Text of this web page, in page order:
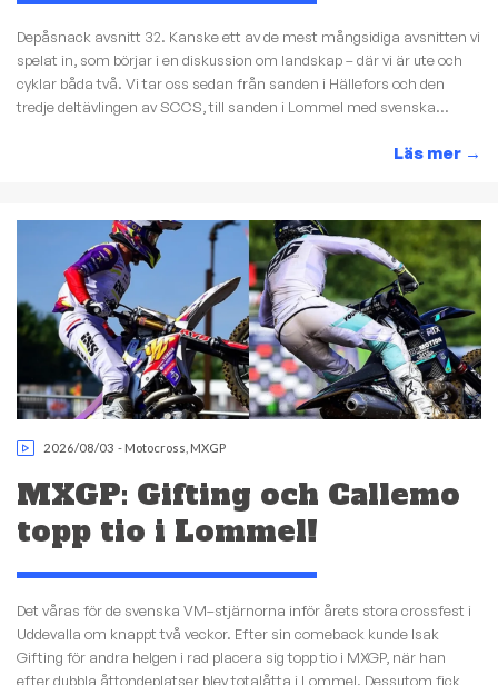
Depåsnack avsnitt 32. Kanske ett av de mest mångsidiga avsnitten vi
spelat in, som börjar i en diskussion om landskap – där vi är ute och
cyklar båda två. Vi tar oss sedan från sanden i Hällefors och den
tredje deltävlingen av SCCS, till sanden i Lommel med svenska...
Läs mer →
2026/08/03 - Motocross MXGP
MXGP: Gifting och Callemo
topp tio i Lommel!
Det våras för de svenska VM–stjärnorna inför årets stora crossfest i
Uddevalla om knappt två veckor. Efter sin comeback kunde Isak
Gifting för andra helgen i rad placera sig topp tio i MXGP, när han
efter dubbla åttondeplatser blev totalåtta i Lommel. Dessutom fick